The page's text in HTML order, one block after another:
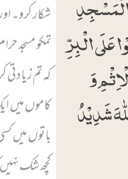
الۡبِرِّ
وَ
شَدِیۡدُ
شکار کرو۔
تمکو مسجد
کہ تم
کاموں میں
باتوں میں
کچھ شک